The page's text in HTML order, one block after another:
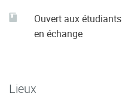
Ouvert aux étudiants
en échange
Lieux